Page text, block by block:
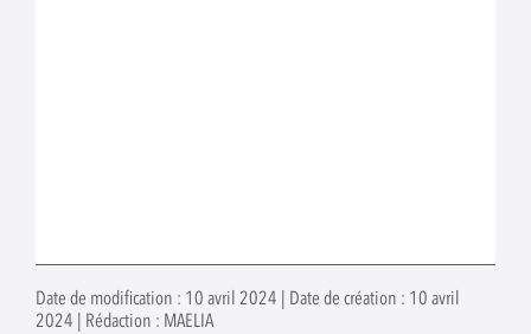
Date de modification : 10 avril 2024 | Date de création : 10 avril
2024 | Rédaction : MAELIA